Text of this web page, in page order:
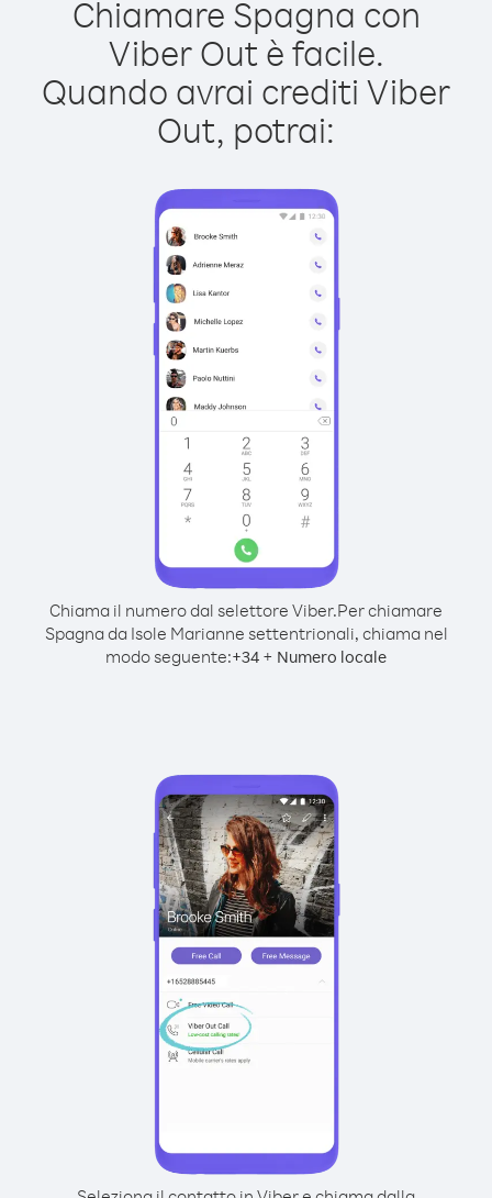
Chiamare Spagna con
Viber Out è facile.
Quando avrai crediti Viber
Out, potrai:
Chiama il numero dal selettore Viber.Per chiamare
Spagna da Isole Marianne settentrionali, chiama nel
modo seguente:+34 + Numero locale